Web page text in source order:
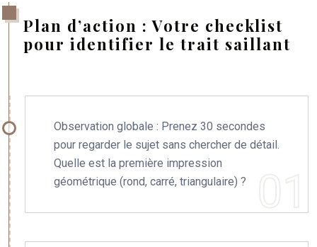
Plan d’action : Votre checklist
pour identifier le trait saillant
Observation globale : Prenez 30 secondes
pour regarder le sujet sans chercher de détail.
Quelle est la première impression
géométrique (rond, carré, triangulaire) ?